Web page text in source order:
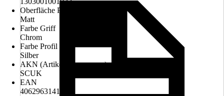
Oberfläche Profil
Matt
Farbe Griff
Chrom
Farbe Profil
Silber
AKN (Artikelkurznummer)
SCUK
EAN
4062963141103